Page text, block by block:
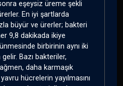
eşeysiz üreme şekli
En iyi şartlarda
büyür ve ürerler; bakteri
9,8 dakikada ikiye
birbirinin aynı iki
Bazı bakteriler,
daha karmaşık
hücrelerin yayılmasını